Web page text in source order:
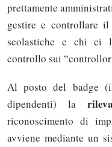
prettamente
gestire e controllare
scolastiche e chi ci
controllo sui
Al posto del badge
dipendenti) la
riconoscimento di
avviene mediante un